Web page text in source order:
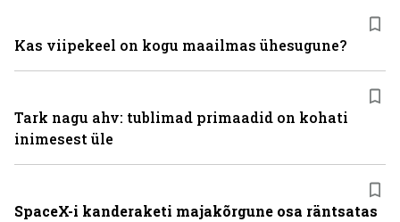
Kas viipekeel on kogu maailmas ühesugune?
Tark nagu ahv: tublimad primaadid on kohati
inimesest üle
SpaceX-i kanderaketi majakõrgune osa räntsatas